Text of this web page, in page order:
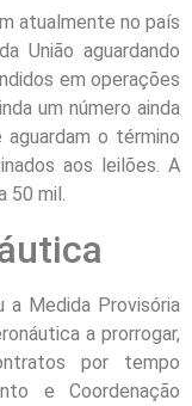
atualmente no país
União aguardando
em operações
um número ainda
o término
aos leilões. A
50 mil.
a Medida Provisória
a prorrogar,
por tempo
e Coordenação